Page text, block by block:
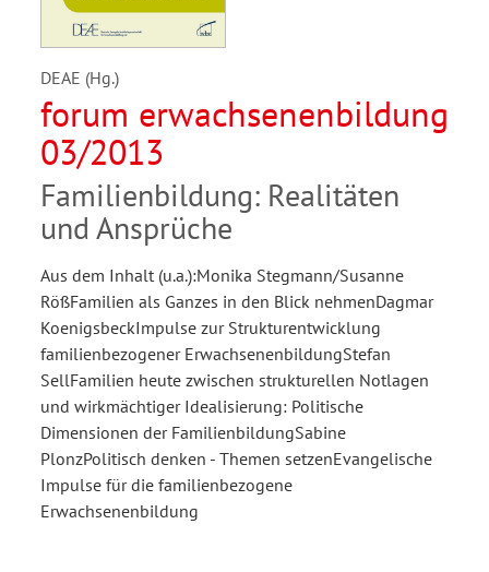
DEAE (Hg.)
forum erwachsenenbildung
03/2013
Familienbildung: Realitäten
und Ansprüche
Aus dem Inhalt (u.a.):Monika Stegmann/Susanne
RößFamilien als Ganzes in den Blick nehmenDagmar
KoenigsbeckImpulse zur Strukturentwicklung
familienbezogener ErwachsenenbildungStefan
SellFamilien heute zwischen strukturellen Notlagen
und wirkmächtiger Idealisierung: Politische
Dimensionen der FamilienbildungSabine
PlonzPolitisch denken - Themen setzenEvangelische
Impulse für die familienbezogene
Erwachsenenbildung